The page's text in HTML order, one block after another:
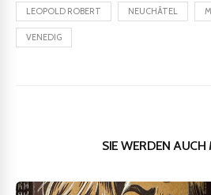
LEOPOLD ROBERT NEUCHÂTEL
VENEDIG
SIE WERDEN AUCH